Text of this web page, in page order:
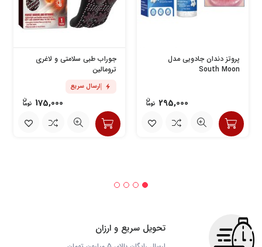
پروتز دندان جادویی مدل
South Moon
295,000
جوراب طبی سلامتی و لاغری
ترومالین
ارسال سریع
175,000
تحویل سریع و ارزان